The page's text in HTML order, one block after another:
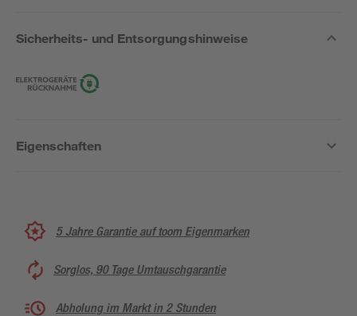
Sicherheits- und Entsorgungshinweise
Eigenschaften
5 Jahre Garantie auf toom Eigenmarken
Sorglos, 90 Tage Umtauschgarantie
Abholung im Markt in 2 Stunden